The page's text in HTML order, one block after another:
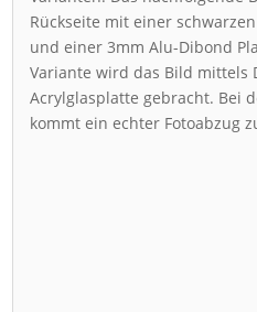
Rückseite mit einer
und einer 3mm Alu-Dibond
Variante wird das Bild mittels
Acrylglasplatte gebracht. Bei
kommt ein echter Fotoabzug